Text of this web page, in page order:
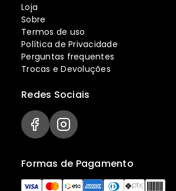
Loja
Sobre
Termos de uso
Política de Privacidade
Perguntas frequentes
Trocas e Devoluções
Formas de Pagamento
Redes Sociais